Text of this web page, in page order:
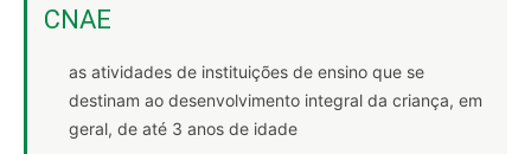
CNAE
as atividades de instituições de ensino que se
destinam ao desenvolvimento integral da criança, em
geral, de até 3 anos de idade